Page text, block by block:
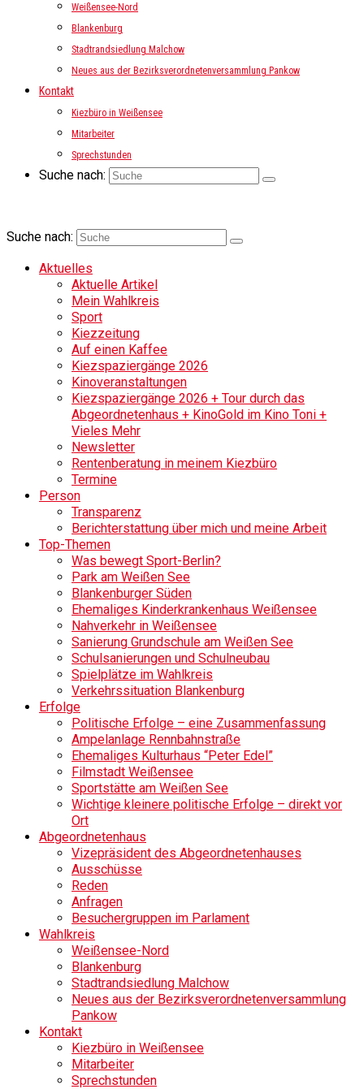
Weißensee-Nord
Blankenburg
Stadtrandsiedlung Malchow
Neues aus der Bezirksverordnetenversammlung Pankow
Kontakt
Kiezbüro in Weißensee
Mitarbeiter
Sprechstunden
Suche nach:
Suche nach:
Aktuelles
Aktuelle Artikel
Mein Wahlkreis
Sport
Kiezzeitung
Auf einen Kaffee
Kiezspaziergänge 2026
Kinoveranstaltungen
Kiezspaziergänge 2026 + Tour durch das
Abgeordnetenhaus + KinoGold im Kino Toni +
Vieles Mehr
Newsletter
Rentenberatung in meinem Kiezbüro
Termine
Person
Transparenz
Berichterstattung über mich und meine Arbeit
Top-Themen
Was bewegt Sport-Berlin?
Park am Weißen See
Blankenburger Süden
Ehemaliges Kinderkrankenhaus Weißensee
Nahverkehr in Weißensee
Sanierung Grundschule am Weißen See
Schulsanierungen und Schulneubau
Spielplätze im Wahlkreis
Verkehrssituation Blankenburg
Erfolge
Politische Erfolge – eine Zusammenfassung
Ampelanlage Rennbahnstraße
Ehemaliges Kulturhaus “Peter Edel”
Filmstadt Weißensee
Sportstätte am Weißen See
Wichtige kleinere politische Erfolge – direkt vor
Ort
Abgeordnetenhaus
Vizepräsident des Abgeordnetenhauses
Ausschüsse
Reden
Anfragen
Besuchergruppen im Parlament
Wahlkreis
Weißensee-Nord
Blankenburg
Stadtrandsiedlung Malchow
Neues aus der Bezirksverordnetenversammlung
Pankow
Kontakt
Kiezbüro in Weißensee
Mitarbeiter
Sprechstunden